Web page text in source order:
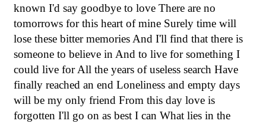
known I'd say goodbye to love There are no
tomorrows for this heart of mine Surely time will
lose these bitter memories And I'll find that there is
someone to believe in And to live for something I
could live for All the years of useless search Have
finally reached an end Loneliness and empty days
will be my only friend From this day love is
forgotten I'll go on as best I can What lies in the